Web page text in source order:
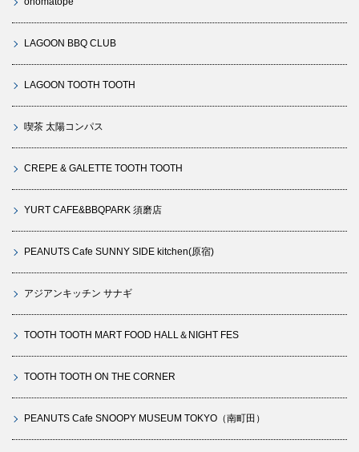
LAGOON BBQ CLUB
LAGOON TOOTH TOOTH
喫茶 太陽コンパス
CREPE & GALETTE TOOTH TOOTH
YURT CAFE&BBQPARK 須磨店
PEANUTS Cafe SUNNY SIDE kitchen(原宿)
アジアンキッチン サナギ
TOOTH TOOTH MART FOOD HALL＆NIGHT FES
TOOTH TOOTH ON THE CORNER
PEANUTS Cafe SNOOPY MUSEUM TOKYO（南町田）